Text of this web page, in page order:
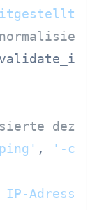
, '-c'
IP-